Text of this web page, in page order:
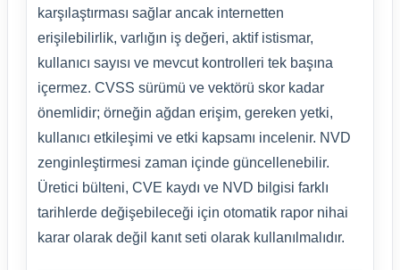
karşılaştırması sağlar ancak internetten
erişilebilirlik, varlığın iş değeri, aktif istismar,
kullanıcı sayısı ve mevcut kontrolleri tek başına
içermez. CVSS sürümü ve vektörü skor kadar
önemlidir; örneğin ağdan erişim, gereken yetki,
kullanıcı etkileşimi ve etki kapsamı incelenir. NVD
zenginleştirmesi zaman içinde güncellenebilir.
Üretici bülteni, CVE kaydı ve NVD bilgisi farklı
tarihlerde değişebileceği için otomatik rapor nihai
karar olarak değil kanıt seti olarak kullanılmalıdır.